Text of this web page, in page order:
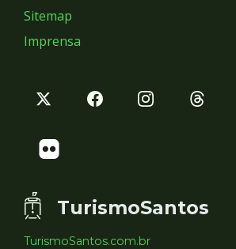
Sitemap
Imprensa
TurismoSantos
TurismoSantos.com.br